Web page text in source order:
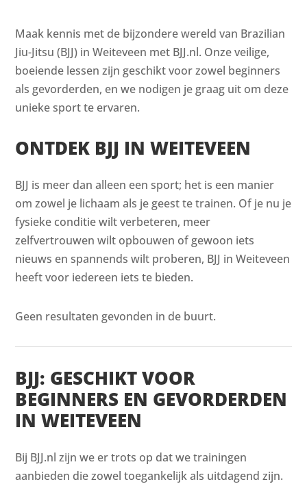
Maak kennis met de bijzondere wereld van Brazilian
Jiu-Jitsu (BJJ) in Weiteveen met BJJ.nl. Onze veilige,
boeiende lessen zijn geschikt voor zowel beginners
als gevorderden, en we nodigen je graag uit om deze
unieke sport te ervaren.
ONTDEK BJJ IN WEITEVEEN
BJJ is meer dan alleen een sport; het is een manier
om zowel je lichaam als je geest te trainen. Of je nu je
fysieke conditie wilt verbeteren, meer
zelfvertrouwen wilt opbouwen of gewoon iets
nieuws en spannends wilt proberen, BJJ in Weiteveen
heeft voor iedereen iets te bieden.
Geen resultaten gevonden in de buurt.
BJJ: GESCHIKT VOOR
BEGINNERS EN GEVORDERDEN
IN WEITEVEEN
Bij BJJ.nl zijn we er trots op dat we trainingen
aanbieden die zowel toegankelijk als uitdagend zijn.